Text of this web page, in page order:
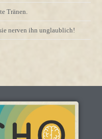
Tränen.
nerven ihn unglaublich!